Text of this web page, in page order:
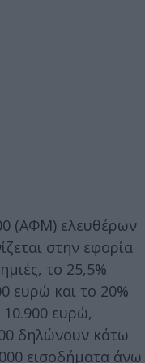
(ΑΦΜ) ελευθέρων
στην εφορία
το 25,5%
ευρώ και το 20%
ευρώ,
δηλώνουν κάτω
εισοδήματα άνω